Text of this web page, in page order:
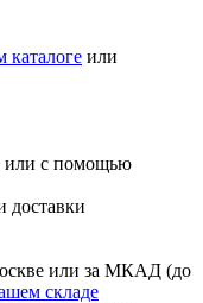
каталоге или
или с помощью
доставки
или за МКАД (до
складе